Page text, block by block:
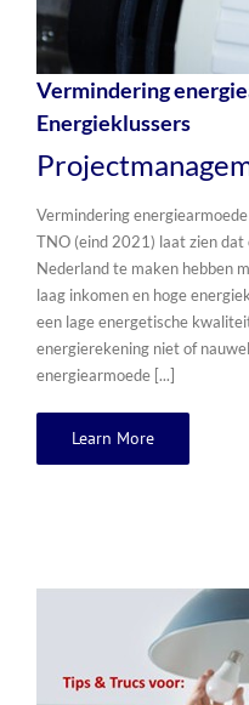
Vermindering
Energieklussers
Vermindering
TNO (eind 2021) laat zien
Nederland te maken hebben
laag inkomen en hoge
een lage energetische
energierekening niet of
energiearmoede [...]
Learn More